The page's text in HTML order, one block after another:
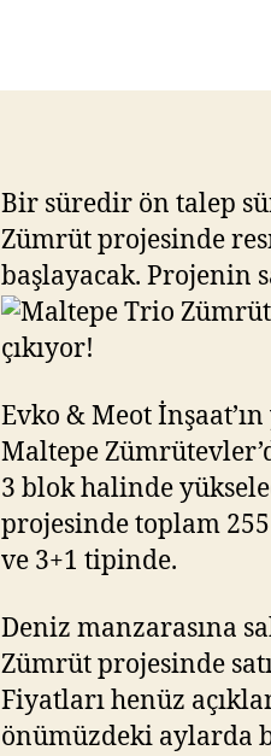
Bir süredir ön talep
Zümrüt projesinde
başlayacak. Projenin
Evko & Meot
Maltepe
3 blok halinde
projesinde toplam
ve 3+1 tipinde.
Deniz manzarasına
Zümrüt projesinde
Fiyatları henüz
önümüzdeki aylarda